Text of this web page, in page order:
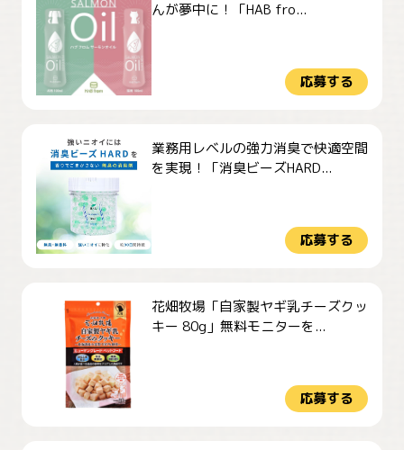
んが夢中に！「HAB fro...
応募する
業務用レベルの強力消臭で快適空間
を実現！「消臭ビーズHARD...
応募する
花畑牧場「自家製ヤギ乳チーズクッ
キー 80g」無料モニターを...
応募する